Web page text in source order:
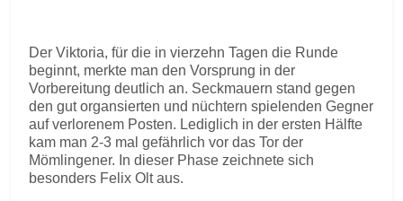
Der Viktoria, für die in vierzehn Tagen die Runde
beginnt, merkte man den Vorsprung in der
Vorbereitung deutlich an. Seckmauern stand gegen
den gut organsierten und nüchtern spielenden Gegner
auf verlorenem Posten. Lediglich in der ersten Hälfte
kam man 2-3 mal gefährlich vor das Tor der
Mömlingener. In dieser Phase zeichnete sich
besonders Felix Olt aus.